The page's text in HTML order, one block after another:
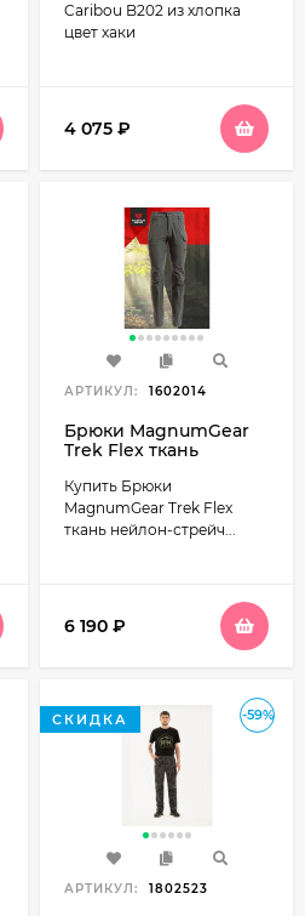
Caribou B202 из хлопка
цвет хаки
4 075 ₽
АРТИКУЛ: 1602014
Брюки MagnumGear
Trek Flex ткань
графит
Купить Брюки
MagnumGear Trek Flex
ткань нейлон-стрейч...
6 190 ₽
-59%
СКИДКА
АРТИКУЛ: 1802523